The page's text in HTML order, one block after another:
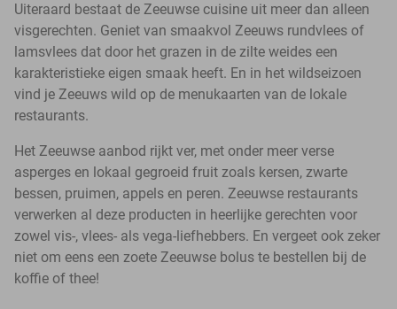
Uiteraard bestaat de Zeeuwse cuisine uit meer dan alleen
visgerechten. Geniet van smaakvol Zeeuws rundvlees of
lamsvlees dat door het grazen in de zilte weides een
karakteristieke eigen smaak heeft. En in het wildseizoen
vind je Zeeuws wild op de menukaarten van de lokale
restaurants.
Het Zeeuwse aanbod rijkt ver, met onder meer verse
asperges en lokaal gegroeid fruit zoals kersen, zwarte
bessen, pruimen, appels en peren. Zeeuwse restaurants
verwerken al deze producten in heerlijke gerechten voor
zowel vis-, vlees- als vega-liefhebbers. En vergeet ook zeker
niet om eens een zoete Zeeuwse bolus te bestellen bij de
koffie of thee!